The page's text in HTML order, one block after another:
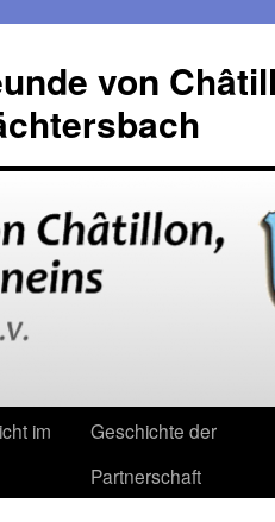
von
im
Geschichte der
Partnerschaft